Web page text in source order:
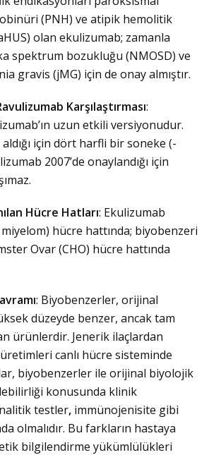
(PNH) ve atipik hemolitik
olan ekulizumab; zamanla
spektrum bozukluğu (NMOSD) ve
gravis (jMG) için de onay almıştır.
Karşılaştırması:
uzun etkili versiyonudur.
için dört harfli bir soneke (-
2007’de onaylandığı için
Hücre Hatları: Ekulizumab
hücre hattında; biyobenzeri
Ovar (CHO) hücre hattında
: Biyobenzerler, orijinal
düzeyde benzer, ancak tam
ürünlerdir. Jenerik ilaçlardan
canlı hücre sisteminde
biyobenzerler ile orijinal biyolojik
konusunda klinik
testler, immünojenisite gibi
olmalıdır. Bu farkların hastaya
bilgilendirme yükümlülükleri